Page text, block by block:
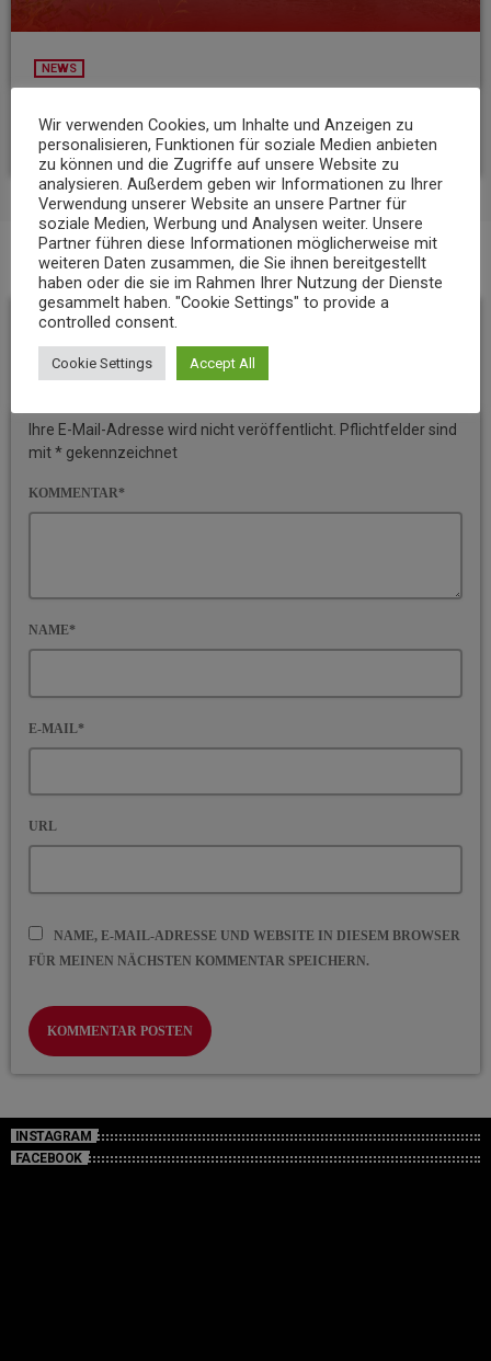
NEWS
today 7. AUGUST 2026 8
BEITRAGS-KOMMENTARE (0)
Hinterlassen Sie eine
Antwort
Ihre E-Mail-Adresse wird nicht veröffentlicht. Pflichtfelder sind
mit * gekennzeichnet
KOMMENTAR*
NAME*
E-MAIL*
URL
NAME, E-MAIL-ADRESSE UND WEBSITE IN DIESEM BROWSER
FÜR MEINEN NÄCHSTEN KOMMENTAR SPEICHERN.
INSTAGRAM
FACEBOOK
Wir verwenden Cookies, um Inhalte und Anzeigen zu
personalisieren, Funktionen für soziale Medien anbieten
zu können und die Zugriffe auf unsere Website zu
analysieren. Außerdem geben wir Informationen zu Ihrer
Verwendung unserer Website an unsere Partner für
soziale Medien, Werbung und Analysen weiter. Unsere
Partner führen diese Informationen möglicherweise mit
weiteren Daten zusammen, die Sie ihnen bereitgestellt
haben oder die sie im Rahmen Ihrer Nutzung der Dienste
gesammelt haben. "Cookie Settings" to provide a
controlled consent.
Cookie Settings Accept All